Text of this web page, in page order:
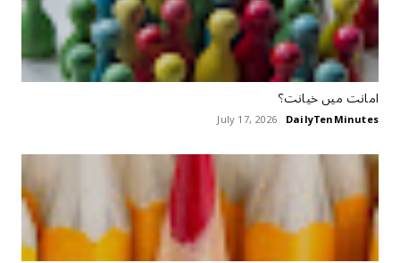
امانت ‏میں ‏خیانت؟
DailyTenMinutes
July 17, 2026